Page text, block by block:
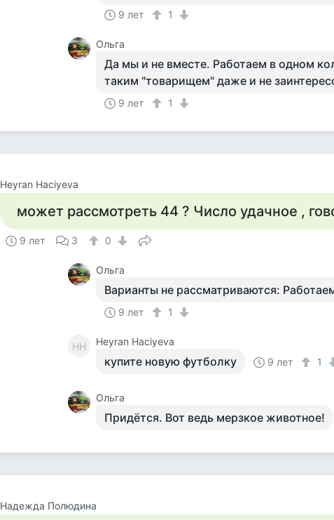
9 лет 1
Ольга
Да мы и не вместе. Работаем в одном
таким "товарищем" даже и не
9 лет 1
Heyran Haciyeva
может рассмотреть 44 ? Число удачное ,
9 лет 3 0
Ольга
Варианты не рассматриваются:
9 лет 1
HH Heyran Haciyeva
купите новую футболку 9 лет 1
Ольга
Придётся. Вот ведь мерзкое животное!
Надежда Полюдина